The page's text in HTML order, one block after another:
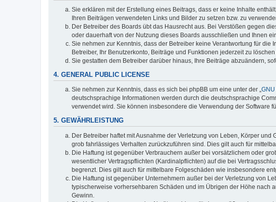
Sie erklären mit der Erstellung eines Beitrags, dass er keine Inhalte
Ihren Beiträgen verwendeten Links und Bilder zu setzen bzw. zu
Der Betreiber des Boards übt das Hausrecht aus. Bei Verstößen gegen
oder dauerhaft von der Nutzung dieses Boards ausschließen und Ihnen
Sie nehmen zur Kenntnis, dass der Betreiber keine Verantwortung für
Betreiber, Ihr Benutzerkonto, Beiträge und Funktionen jederzeit zu löschen
Sie gestatten dem Betreiber darüber hinaus, Ihre Beiträge abzuändern,
4. GENERAL PUBLIC LICENSE
Sie nehmen zur Kenntnis, dass es sich bei phpBB um eine unter der „
deutschsprachige Informationen werden durch die deutschsprachige
verwendet wird. Sie können insbesondere die Verwendung der Software
5. GEWÄHRLEISTUNG
Der Betreiber haftet mit Ausnahme der Verletzung von Leben, Körper
grob fahrlässiges Verhalten zurückzuführen sind. Dies gilt auch für
Die Haftung ist gegenüber Verbrauchern außer bei vorsätzlichem oder
wesentlicher Vertragspflichten (Kardinalpflichten) auf die bei
begrenzt. Dies gilt auch für mittelbare Folgeschäden wie insbesondere
Die Haftung ist gegenüber Unternehmern außer bei der Verletzung von
typischerweise vorhersehbaren Schäden und im Übrigen der Höhe nach
Gewinn.